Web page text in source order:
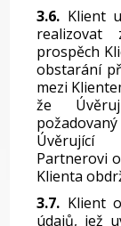
3.6. Klient
realizovat
prospěch
obstarání
mezi
že
Úvěrující
Partnerovi
Klienta
3.7. Klient
údajů, jež